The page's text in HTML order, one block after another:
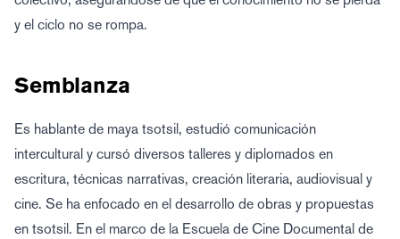
y el ciclo no se rompa.
Semblanza
Es hablante de maya tsotsil, estudió comunicación
intercultural y cursó diversos talleres y diplomados en
escritura, técnicas narrativas, creación literaria, audiovisual y
cine. Se ha enfocado en el desarrollo de obras y propuestas
en tsotsil. En el marco de la Escuela de Cine Documental de